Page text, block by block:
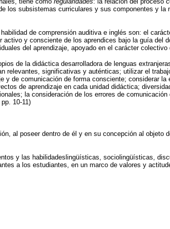
los subsistemas curriculares y sus componentes y
de comprensión auditiva e inglés son: el
y consciente de los aprendices bajo la guía
del aprendizaje, apoyado en el carácter
de la didáctica desarrolladora de lenguas
relevantes, significativas y auténticas; utilizar el
de comunicación de forma consciente; considerar
de aprendizaje en cada unidad didáctica;
la consideración de los errores de
10-11)
al poseer dentro de él y en su concepción al objeto
y las habilidadeslingüísticas, sociolingüísticas,
a los estudiantes, en un marco de valores y